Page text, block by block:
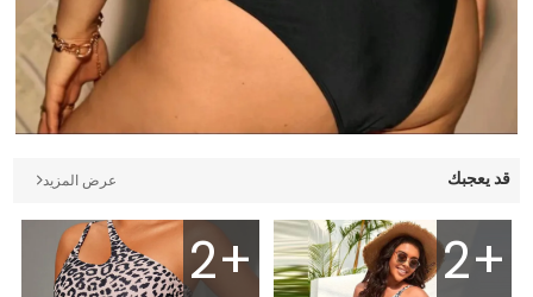
قد يعجبك عرض المزيد
2+
2+